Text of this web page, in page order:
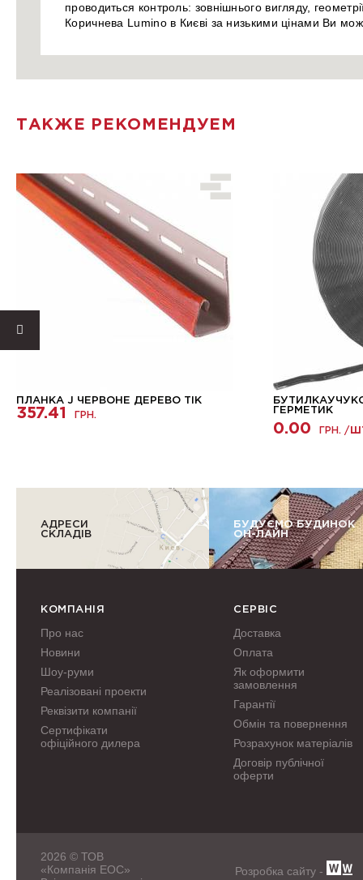
проводиться контроль: зовнішнього вигляду,
Коричнева Lumino в Києві за низькими цінами Ви
ТАКЖЕ РЕКОМЕНДУЕМ
ПЛАНКА J ЧЕРВОНЕ ДЕРЕВО ТІК
357.41 ГРН.
ГЕРМЕТИК
0.00 ГРН. /
АДРЕСИ
СКЛАДІВ
БУДУЄМО БУДИНОК
ОН-ЛАЙН
КОМПАНІЯ
Про нас
Новини
Шоу-руми
Реалізовані проекти
Реквізити компанії
Сертифікати
офіційного дилера
СЕРВІС
Доставка
Оплата
Як оформити
замовлення
Гарантії
Обмін та повернення
Розрахунок матеріалів
Договір публічної
оферти
2026 © ТОВ
«Компанія ЕОС»
Розробка сайту -